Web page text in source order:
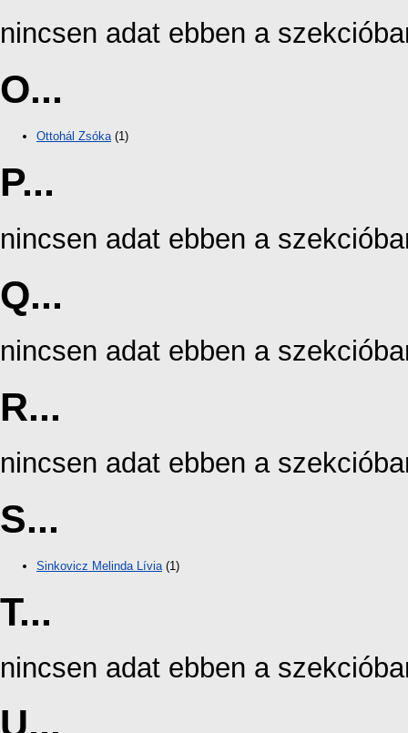
nincsen adat ebben a
O...
Ottohál Zsóka(1)
P...
nincsen adat ebben a
Q...
nincsen adat ebben a
R...
nincsen adat ebben a
S...
Sinkovicz Melinda Lívia(1)
T...
nincsen adat ebben a